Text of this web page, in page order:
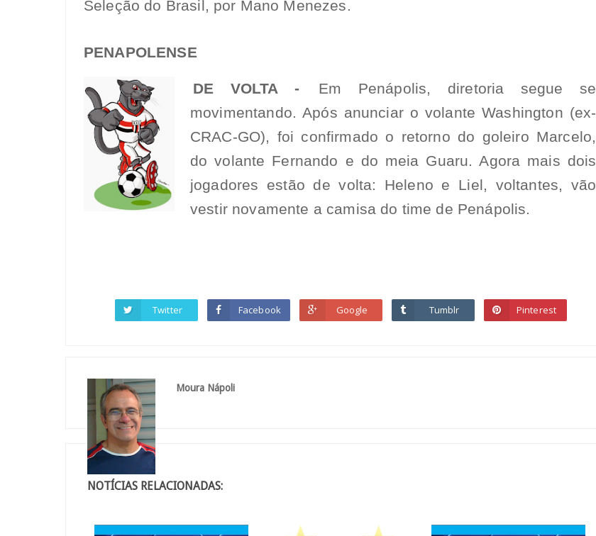
Seleção do Brasil, por Mano Menezes.
PENAPOLENSE
DE VOLTA -
Em Penápolis, diretoria segue se
movimentando. Após anunciar o volante Washington (ex-
CRAC-GO), foi confirmado o retorno do goleiro Marcelo,
do volante Fernando e do meia Guaru. Agora mais dois
jogadores estão de volta: Heleno e Liel, voltantes, vão
vestir novamente a camisa do time de Penápolis.
Twitter Facebook Google Tumblr Pinterest
Moura Nápoli
NOTÍCIAS RELACIONADAS: